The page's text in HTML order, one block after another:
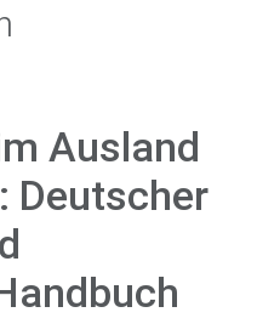
Ausland
Deutscher